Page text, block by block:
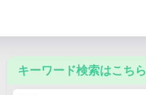
キーワード検索はこちら